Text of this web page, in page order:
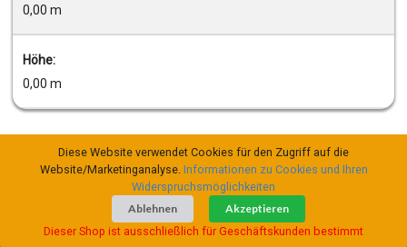
0,00 m
Höhe:
0,00 m
Diese Website verwendet Cookies für den Zugriff auf die
Website/Marketinganalyse. Informationen zu Cookies und Ihren
Widerspruchsmöglichkeiten
Ablehnen
Akzeptieren
Dieser Shop ist ausschließlich für Geschäftskunden bestimmt